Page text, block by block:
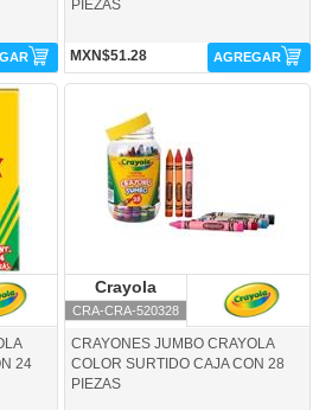
PIEZAS
MXN$51.28 AGREGAR
24
Crayola
CRA-CRA-520328
CRAYONES JUMBO CRAYOLA
COLOR SURTIDO CAJA CON 28
PIEZAS